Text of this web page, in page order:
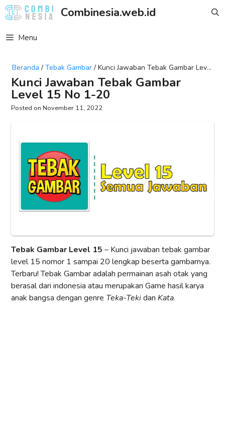
Skip
to
Combinesia.web.id
Menu
Beranda / Tebak Gambar / Kunci Jawaban Tebak Gambar Level
15 No 1-20
Kunci Jawaban Tebak Gambar
Level 15 No 1-20
November 11, 2022
Tebak Gambar Level 15 – Kunci jawaban tebak gambar
level 15 nomor 1 sampai 20 lengkap beserta gambarnya.
Terbaru! Tebak Gambar adalah permainan asah otak yang
berasal dari indonesia atau merupakan Game hasil karya
anak bangsa dengan genre Teka-Tekidan Kata.